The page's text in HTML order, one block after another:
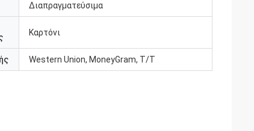
Διαπραγματεύσιμα
Καρτόνι
Western Union, MoneyGram, T/T